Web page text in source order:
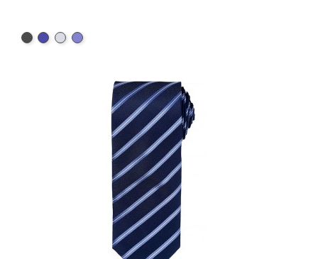
BlackNavySteel
Mid